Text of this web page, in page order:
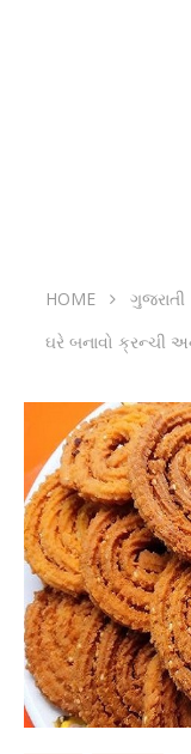
HOME ગુજરાતી
ઘરે બનાવો ક્રન્ચી